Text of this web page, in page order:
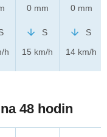
h
0 mm
S
15 km/h
0 mm
S
14 km/h
48 hodin